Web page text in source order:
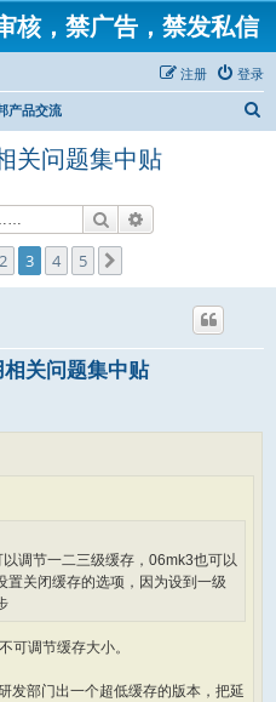
核，禁广告，禁发私信
登录
注册
产品交流
关问题集中贴
搜索
2 3 4 5
关问题集中贴
调节一二三级缓存，06mk3也可以
置关闭缓存的选项，因为设到一级
可调节缓存大小。
发部门出一个超低缓存的版本，把延